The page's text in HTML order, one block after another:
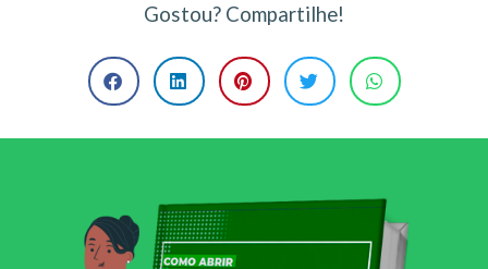
Gostou? Compartilhe!